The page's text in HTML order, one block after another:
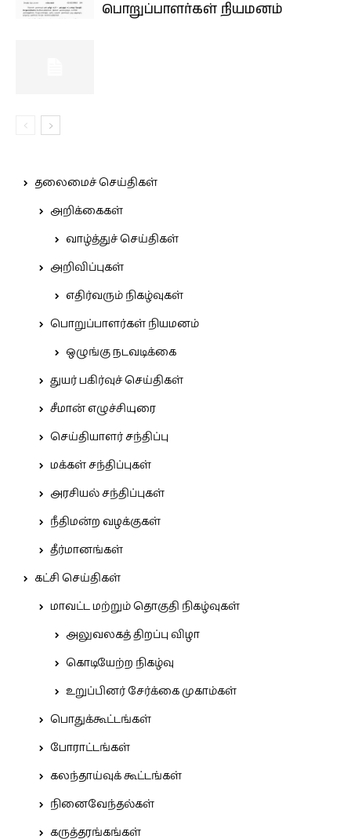
பொறுப்பாளர்கள் நியமனம்
தலைமைச் செய்திகள்
அறிக்கைகள்
வாழ்த்துச் செய்திகள்
அறிவிப்புகள்
எதிர்வரும் நிகழ்வுகள்
பொறுப்பாளர்கள் நியமனம்
ஒழுங்கு நடவடிக்கை
துயர் பகிர்வுச் செய்திகள்
சீமான் எழுச்சியுரை
செய்தியாளர் சந்திப்பு
மக்கள் சந்திப்புகள்
அரசியல் சந்திப்புகள்
நீதிமன்ற வழக்குகள்
தீர்மானங்கள்
கட்சி செய்திகள்
மாவட்ட மற்றும் தொகுதி நிகழ்வுகள்
அலுவலகத் திறப்பு விழா
கொடியேற்ற நிகழ்வு
உறுப்பினர் சேர்க்கை முகாம்கள்
பொதுக்கூட்டங்கள்
போராட்டங்கள்
கலந்தாய்வுக் கூட்டங்கள்
நினைவேந்தல்கள்
கருத்தரங்கங்கள்